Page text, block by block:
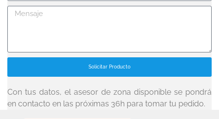
Solicitar Producto
Con tus datos, el asesor de zona disponible se pondrá
en contacto en las próximas 36h para tomar tu pedido.